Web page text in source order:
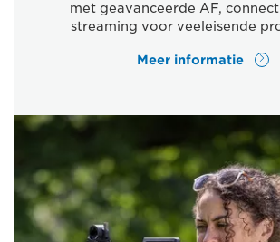
met geavanceerde AF,
streaming voor veeleisende
Meer informatie